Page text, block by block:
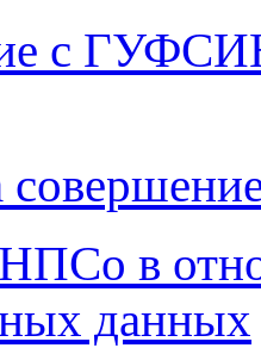
с
в
данных